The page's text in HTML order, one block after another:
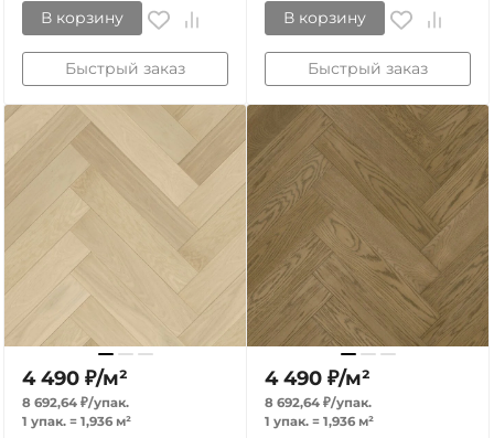
В корзину
Быстрый заказ
В корзину
Быстрый заказ
4 490 ₽/м²
8 692,64 ₽/упак.
1 упак. = 1,936 м²
4 490 ₽/м²
8 692,64 ₽/упак.
1 упак. = 1,936 м²